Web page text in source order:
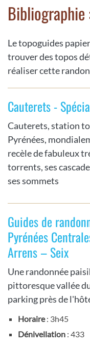
Bibliographie
Le topoguides
trouver des topos
réaliser cette
Cauterets -
Cauterets, station
Pyrénées,
recèle de fabuleux
torrents, ses
ses sommets
Guides de
Pyrénées
Arrens – Seix
Une randonnée
pittoresque vallée
parking près de
Horaire: 3h45
Dénivellation : 433